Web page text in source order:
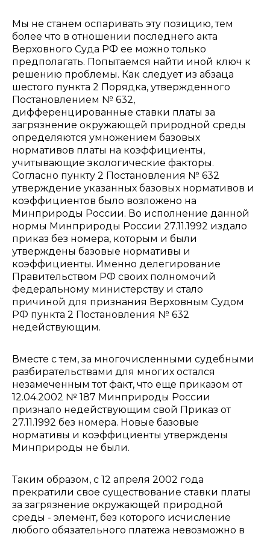
Мы не станем оспаривать эту позицию, тем
более что в отношении последнего акта
Верховного Суда РФ ее можно только
предполагать. Попытаемся найти иной ключ к
решению проблемы. Как следует из абзаца
шестого пункта 2 Порядка, утвержденного
Постановлением № 632,
дифференцированные ставки платы за
загрязнение окружающей природной среды
определяются умножением базовых
нормативов платы на коэффициенты,
учитывающие экологические факторы.
Согласно пункту 2 Постановления № 632
утверждение указанных базовых нормативов и
коэффициентов было возложено на
Минприроды России. Во исполнение данной
нормы Минприроды России 27.11.1992 издало
приказ без номера, которым и были
утверждены базовые нормативы и
коэффициенты. Именно делегирование
Правительством РФ своих полномочий
федеральному министерству и стало
причиной для признания Верховным Судом
РФ пункта 2 Постановления № 632
недействующим.
Вместе с тем, за многочисленными судебными
разбирательствами для многих остался
незамеченным тот факт, что еще приказом от
12.04.2002 № 187 Минприроды России
признало недействующим свой Приказ от
27.11.1992 без номера. Новые базовые
нормативы и коэффициенты утверждены
Минприроды не были.
Таким образом, с 12 апреля 2002 года
прекратили свое существование ставки платы
за загрязнение окружающей природной
среды - элемент, без которого исчисление
любого обязательного платежа невозможно в